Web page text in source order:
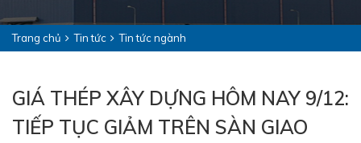
Trang chủ Tin tức Tin tức ngành
GIÁ THÉP XÂY DỰNG HÔM NAY 9/12:
TIẾP TỤC GIẢM TRÊN SÀN GIAO